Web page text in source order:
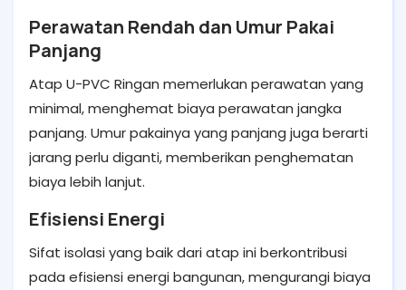
Perawatan Rendah dan Umur Pakai
Panjang
Atap U-PVC Ringan memerlukan perawatan yang
minimal, menghemat biaya perawatan jangka
panjang. Umur pakainya yang panjang juga berarti
jarang perlu diganti, memberikan penghematan
biaya lebih lanjut.
Efisiensi Energi
Sifat isolasi yang baik dari atap ini berkontribusi
pada efisiensi energi bangunan, mengurangi biaya